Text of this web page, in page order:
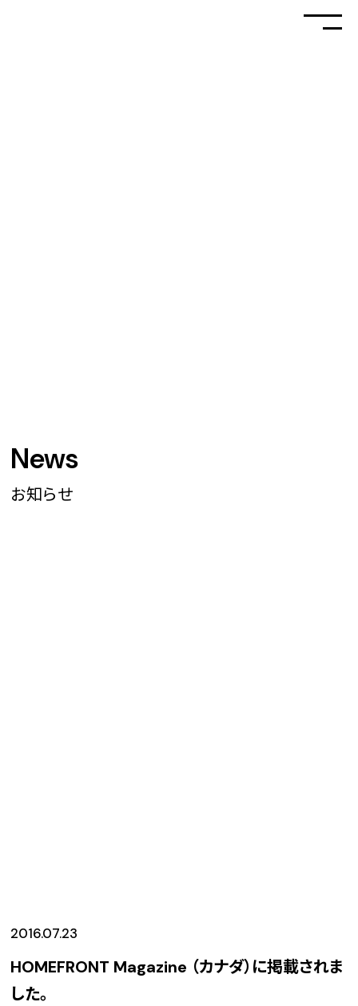
News
お知らせ
2016.07.23
HOMEFRONT Magazine （カナダ）に掲載されま
した。